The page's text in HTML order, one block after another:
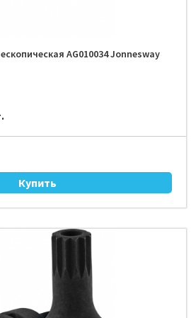
AG010034 Jonnesway